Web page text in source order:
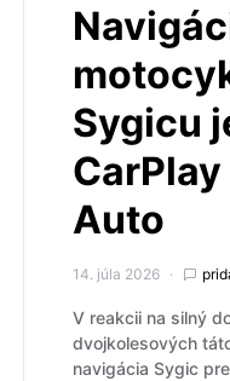
Sygicu
Auto
14. júla 2026
V reakcii na silný
dvojkolesových
navigácia Sygic